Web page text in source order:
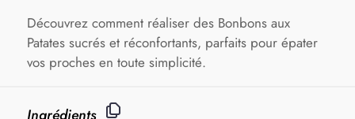
Découvrez comment réaliser des Bonbons aux
Patates sucrés et réconfortants, parfaits pour épater
vos proches en toute simplicité.